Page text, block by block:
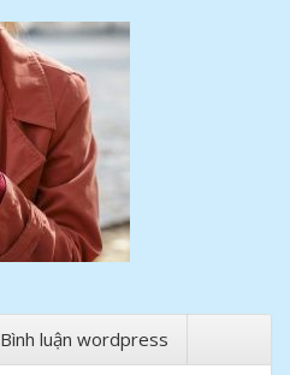
Bình luận wordpress